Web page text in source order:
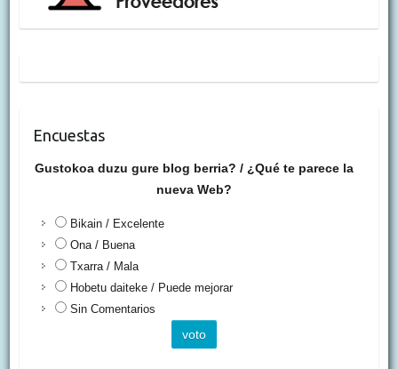
Encuestas
Gustokoa duzu gure blog berria? / ¿Qué te parece la
nueva Web?
Bikain / Excelente
Ona / Buena
Txarra / Mala
Hobetu daiteke / Puede mejorar
Sin Comentarios